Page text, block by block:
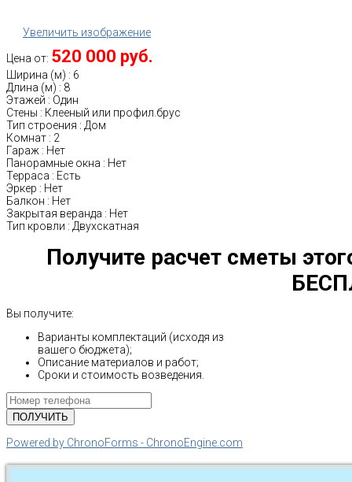
Увеличить изображение
Цена от: 520 000 руб.
Ширина (м) : 6
Длина (м) : 8
Этажей : Один
Стены : Клееный или профил.брус
Тип строения : Дом
Комнат : 2
Гараж : Нет
Панорамные окна : Нет
Терраса : Есть
Эркер : Нет
Балкон : Нет
Закрытая веранда : Нет
Тип кровли : Двухскатная
Получите расчет сметы
Вы получите:
Варианты комплектаций (исходя из
вашего бюджета);
Описание материалов и работ;
Сроки и стоимость возведения.
Powered by ChronoForms - ChronoEngine.com